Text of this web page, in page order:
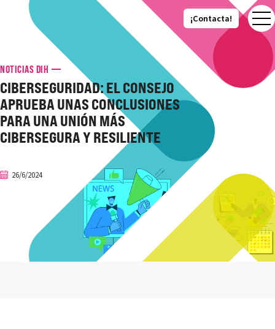
¡Contacta!
¡Contacta!
NOTICIAS DIH
CIBERSEGURIDAD: EL CONSEJO
APRUEBA UNAS CONCLUSIONES
PARA UNA UNIÓN MÁS
CIBERSEGURA Y RESILIENTE
26/6/2024